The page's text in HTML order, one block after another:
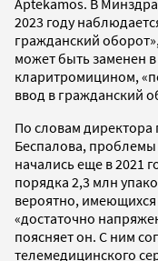
2023 году
гражданский
может быть заменен
кларитромицином,
ввод в гражданский
По словам директора
Беспалова,
начались еще в 2021
порядка 2,3 млн
вероятно, имеющихся
«достаточно
поясняет он. С ним
телемедицинского